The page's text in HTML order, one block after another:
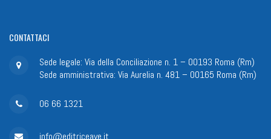
CONTATTACI
Sede legale: Via della Conciliazione n. 1 – 00193 Roma (Rm)
Sede amministrativa: Via Aurelia n. 481 – 00165 Roma (Rm)
06 66 1321
info@editriceave.it